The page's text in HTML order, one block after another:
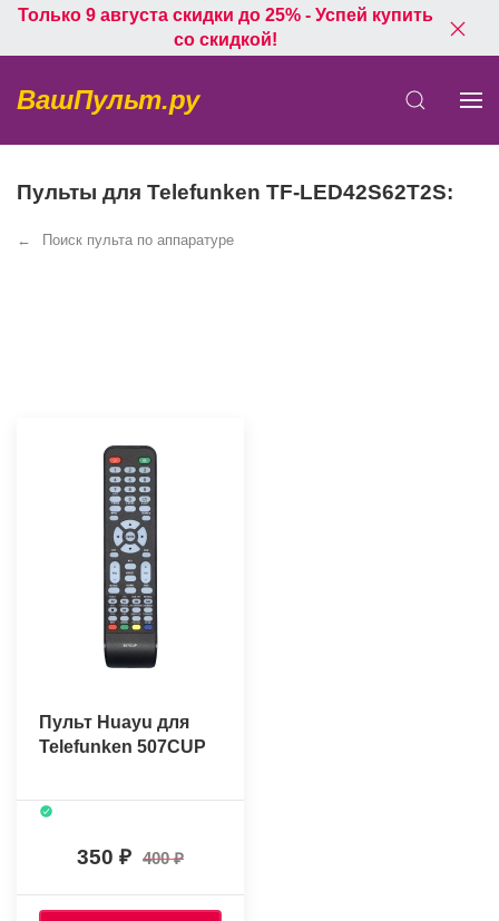
Только 9 августа скидки до 25% - Успей купить
со скидкой!
ВашПульт.ру
Пульты для Telefunken TF-LED42S62T2S:
Поиск пульта по аппаратуре
Пульт Huayu для
Telefunken 507CUP
350 400